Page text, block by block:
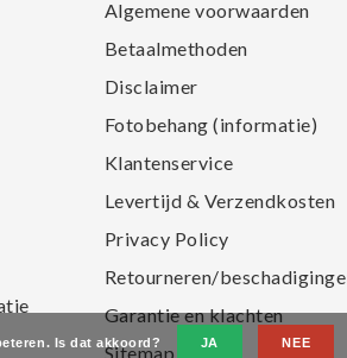
Algemene voorwaarden
Betaalmethoden
Disclaimer
Fotobehang (informatie)
Klantenservice
Levertijd & Verzendkosten
Privacy Policy
Retourneren/
Garantie en klachten
Sitemap
Is dat akkoord? JA NEE